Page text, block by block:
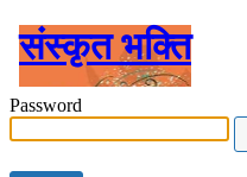
संस्कृत भक्ति
Password